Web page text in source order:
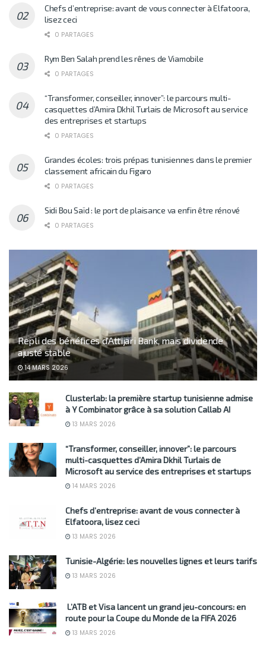
Chefs d’entreprise: avant de vous connecter à Elfatoora,
lisez ceci
0 PARTAGES
Rym Ben Salah prend les rênes de Viamobile
0 PARTAGES
“Transformer, conseiller, innover”: le parcours multi-
casquettes d’Amira Dkhil Turlais de Microsoft au service
des entreprises et startups
0 PARTAGES
Grandes écoles: trois prépas tunisiennes dans le premier
classement africain du Figaro
0 PARTAGES
Sidi Bou Saïd : le port de plaisance va enfin être rénové
0 PARTAGES
Repli des bénéfices d’Attijari Bank, mais dividende
ajusté stable
14 MARS 2026
Clusterlab: la première startup tunisienne admise
à Y Combinator grâce à sa solution Callab AI
13 MARS 2026
“Transformer, conseiller, innover”: le parcours
multi-casquettes d’Amira Dkhil Turlais de
Microsoft au service des entreprises et startups
14 MARS 2026
Chefs d’entreprise: avant de vous connecter à
Elfatoora, lisez ceci
13 MARS 2026
Tunisie-Algérie: les nouvelles lignes et leurs tarifs
13 MARS 2026
L’ATB et Visa lancent un grand jeu-concours: en
route pour la Coupe du Monde de la FIFA 2026
13 MARS 2026